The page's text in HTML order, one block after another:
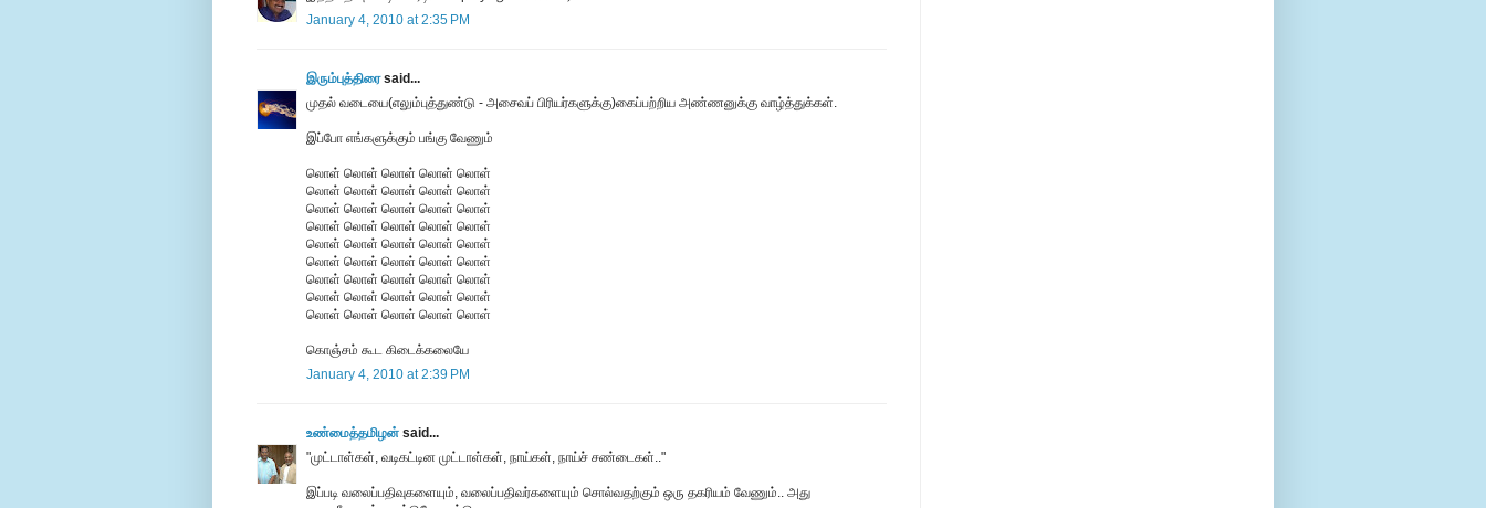
January 4, 2010 at 2:35 PM
இரும்புத்திரைsaid...
முதல் வடையை(எலும்புத்துண்டு - அசைவப் பிரியர்களுக்கு)கைப்பற்றிய அண்ணனுக்கு வாழ்த்துக்கள்.
இப்போ எங்களுக்கும் பங்கு வேணும்
லொள் லொள் லொள் லொள் லொள்
லொள் லொள் லொள் லொள் லொள்
லொள் லொள் லொள் லொள் லொள்
லொள் லொள் லொள் லொள் லொள்
லொள் லொள் லொள் லொள் லொள்
லொள் லொள் லொள் லொள் லொள்
லொள் லொள் லொள் லொள் லொள்
லொள் லொள் லொள் லொள் லொள்
லொள் லொள் லொள் லொள் லொள்
கொஞ்சம் கூட கிடைக்கலையே
January 4, 2010 at 2:39 PM
உண்மைத்தமிழன் said...
"முட்டாள்கள், வடிகட்டின முட்டாள்கள், நாய்கள், நாய்ச் சண்டைகள்.."
இப்படி வலைப்பதிவுகளையும், வலைப்பதிவர்களையும் சொல்வதற்கும் ஒரு தகரியம் வேணும்.. அது